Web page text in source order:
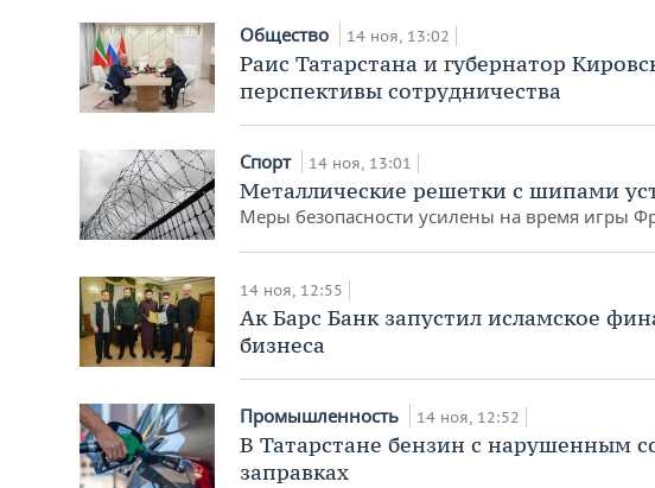
Общество 14 ноя, 13:02
Раис Татарстана и губернатор
перспективы сотрудничества
Спорт 14 ноя, 13:01
Металлические решетки с шипами
Меры безопасности усилены на время игры
14 ноя, 12:55
Ак Барс Банк запустил исламское
бизнеса
Промышленность 14 ноя, 12:52
В Татарстане бензин с нарушенным
заправках